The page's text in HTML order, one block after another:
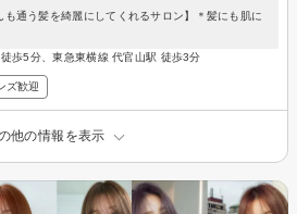
通う髪を綺麗にしてくれるサロン】＊髪にも肌に
歩5分、東急東横線 代官山駅 徒歩3分
ズ歓迎
他の情報を表示